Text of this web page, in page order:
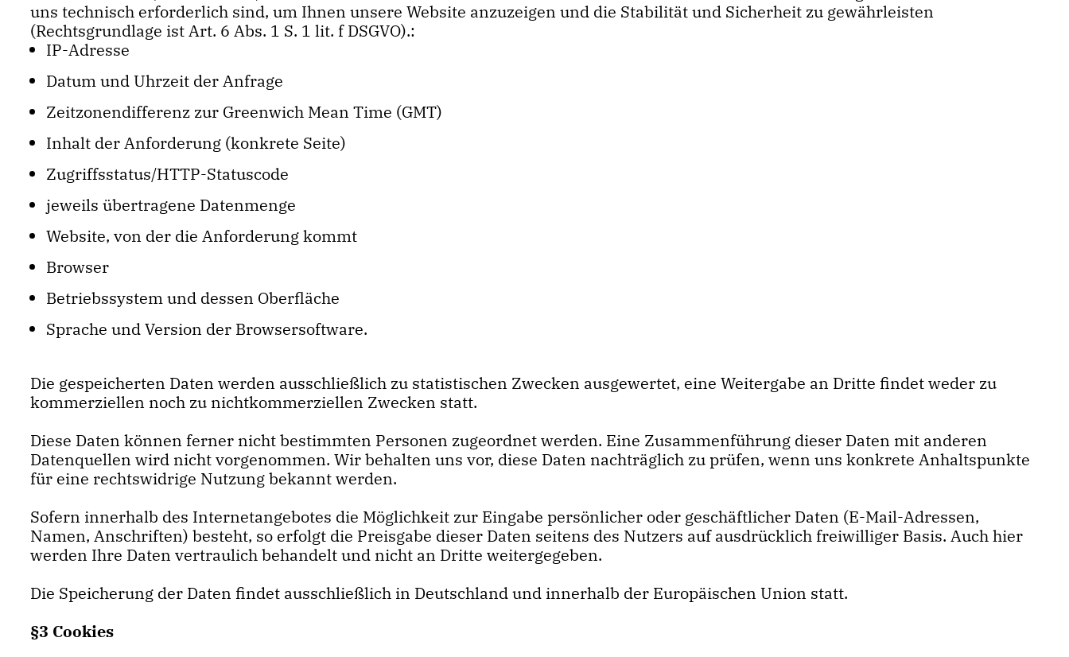
uns technisch erforderlich sind, um Ihnen unsere Website anzuzeigen und die Stabilität und Sicherheit zu gewährleisten
(Rechtsgrundlage ist Art. 6 Abs. 1 S. 1 lit. f DSGVO).:
IP-Adresse
Datum und Uhrzeit der Anfrage
Zeitzonendifferenz zur Greenwich Mean Time (GMT)
Inhalt der Anforderung (konkrete Seite)
Zugriffsstatus/HTTP-Statuscode
jeweils übertragene Datenmenge
Website, von der die Anforderung kommt
Browser
Betriebssystem und dessen Oberfläche
Sprache und Version der Browsersoftware.
Die gespeicherten Daten werden ausschließlich zu statistischen Zwecken ausgewertet, eine Weitergabe an Dritte findet weder zu
kommerziellen noch zu nichtkommerziellen Zwecken statt.
Diese Daten können ferner nicht bestimmten Personen zugeordnet werden. Eine Zusammenführung dieser Daten mit anderen
Datenquellen wird nicht vorgenommen. Wir behalten uns vor, diese Daten nachträglich zu prüfen, wenn uns konkrete Anhaltspunkte
für eine rechtswidrige Nutzung bekannt werden.
Sofern innerhalb des Internetangebotes die Möglichkeit zur Eingabe persönlicher oder geschäftlicher Daten (E-Mail-Adressen,
Namen, Anschriften) besteht, so erfolgt die Preisgabe dieser Daten seitens des Nutzers auf ausdrücklich freiwilliger Basis. Auch hier
werden Ihre Daten vertraulich behandelt und nicht an Dritte weitergegeben.
Die Speicherung der Daten findet ausschließlich in Deutschland und innerhalb der Europäischen Union statt.
§3 Cookies